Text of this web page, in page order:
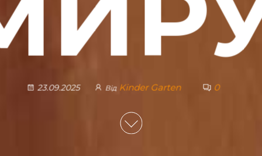
23.09.2025 Від Kinder Garten 0